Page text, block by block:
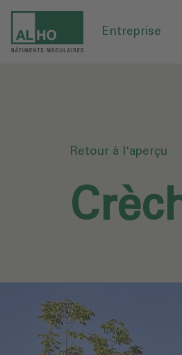
Entreprise
Retour à l'aperçu